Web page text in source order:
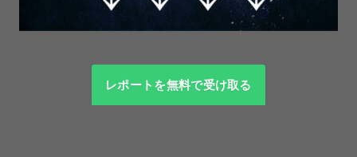
レポートを無料で受け取る